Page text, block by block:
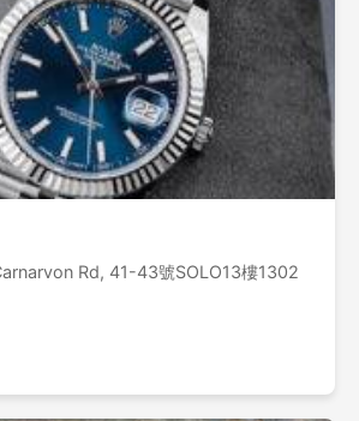
Rd, 41-43號SOLO13樓1302